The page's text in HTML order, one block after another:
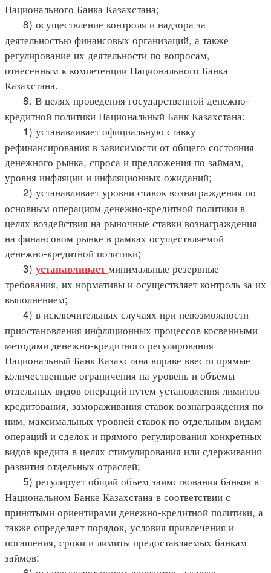
Национального Банка Казахстана;
8) осуществление контроля и надзора за
деятельностью финансовых организаций, а также
регулирование их деятельности по вопросам,
отнесенным к компетенции Национального Банка
Казахстана.
8. В целях проведения государственной денежно-
кредитной политики Национальный Банк Казахстана:
1) устанавливает официальную ставку
рефинансирования в зависимости от общего состояния
денежного рынка, спроса и предложения по займам,
уровня инфляции и инфляционных ожиданий;
2) устанавливает уровни ставок вознаграждения по
основным операциям денежно-кредитной политики в
целях воздействия на рыночные ставки вознаграждения
на финансовом рынке в рамках осуществляемой
денежно-кредитной политики;
3) устанавливаетминимальные резервные
требования, их нормативы и осуществляет контроль за их
выполнением;
4) в исключительных случаях при невозможности
приостановления инфляционных процессов косвенными
методами денежно-кредитного регулирования
Национальный Банк Казахстана вправе ввести прямые
количественные ограничения на уровень и объемы
отдельных видов операций путем установления лимитов
кредитования, замораживания ставок вознаграждения по
ним, максимальных уровней ставок по отдельным видам
операций и сделок и прямого регулирования конкретных
видов кредита в целях стимулирования или сдерживания
развития отдельных отраслей;
5) регулирует общий объем заимствования банков в
Национальном Банке Казахстана в соответствии с
принятыми ориентирами денежно-кредитной политики, а
также определяет порядок, условия привлечения и
погашения, сроки и лимиты предоставляемых банкам
займов;